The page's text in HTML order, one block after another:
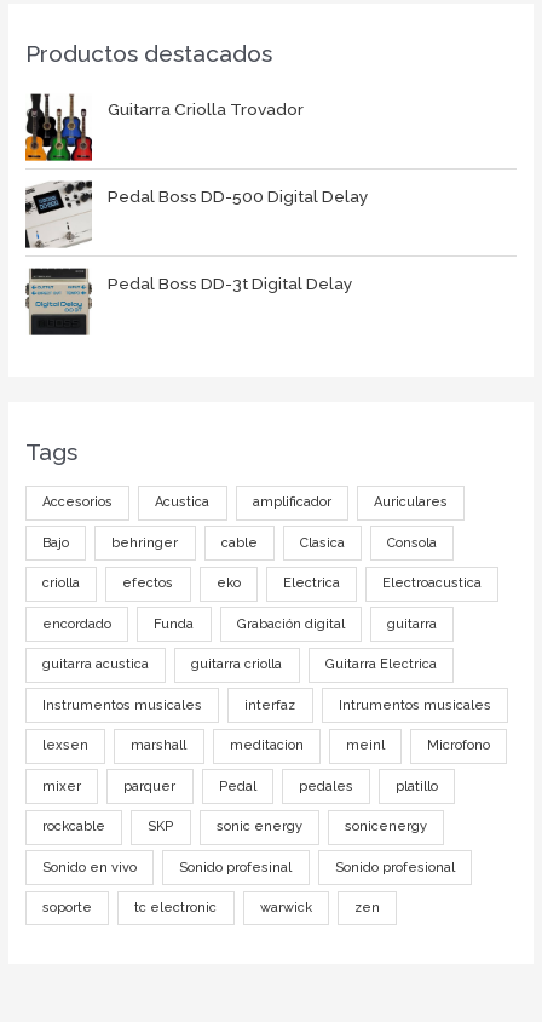
Productos destacados
Guitarra Criolla Trovador
Pedal Boss DD-500 Digital Delay
Pedal Boss DD-3t Digital Delay
Tags
Accesorios Acustica amplificador Auriculares
Bajo behringer cable Clasica Consola
criolla efectos eko Electrica Electroacustica
encordado Funda Grabación digital guitarra
guitarra acustica guitarra criolla Guitarra Electrica
Instrumentos musicales interfaz Intrumentos musicales
lexsen marshall meditacion meinl Microfono
mixer parquer Pedal pedales platillo
rockcable SKP sonic energy sonicenergy
Sonido en vivo Sonido profesinal Sonido profesional
soporte tc electronic warwick zen